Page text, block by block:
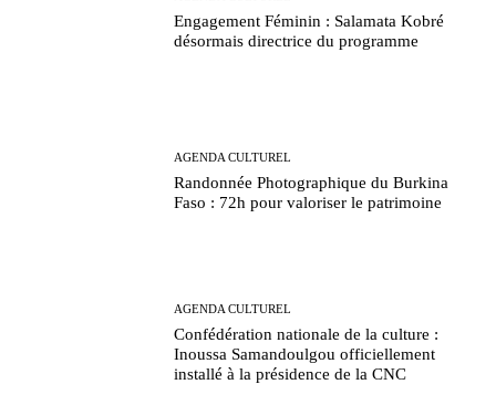
Engagement Féminin : Salamata Kobré
désormais directrice du programme
AGENDA CULTUREL
Randonnée Photographique du Burkina
Faso : 72h pour valoriser le patrimoine
AGENDA CULTUREL
Confédération nationale de la culture :
Inoussa Samandoulgou officiellement
installé à la présidence de la CNC